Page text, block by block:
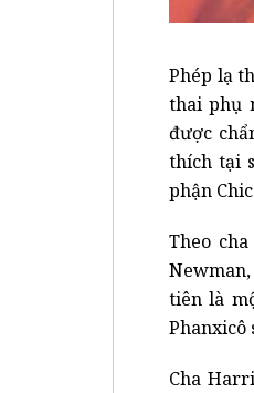
Phép lạ
thai phụ
được
thích tại
phận
Theo
tiên là
Phanxicô
Cha